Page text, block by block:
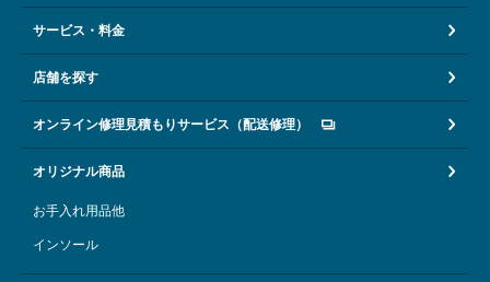
サービス・料金
店舗を探す
オンライン修理見積もりサービス（配送修理）
オリジナル商品
お手入れ用品他
インソール